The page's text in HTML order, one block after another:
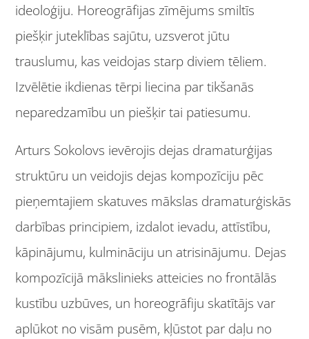
ideoloģiju. Horeogrāfijas zīmējums smiltīs
piešķir juteklības sajūtu, uzsverot jūtu
trauslumu, kas veidojas starp diviem tēliem.
Izvēlētie ikdienas tērpi liecina par tikšanās
neparedzamību un piešķir tai patiesumu.
Arturs Sokolovs ievērojis dejas dramaturģijas
struktūru un veidojis dejas kompozīciju pēc
pieņemtajiem skatuves mākslas dramaturģiskās
darbības principiem, izdalot ievadu, attīstību,
kāpinājumu, kulmināciju un atrisinājumu. Dejas
kompozīcijā mākslinieks atteicies no frontālās
kustību uzbūves, un horeogrāfiju skatītājs var
aplūkot no visām pusēm, kļūstot par daļu no